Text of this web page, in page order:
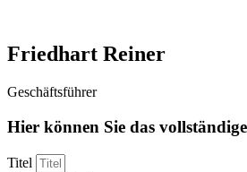
Friedhart Reiner
Geschäftsführer
Hier können Sie das
Titel